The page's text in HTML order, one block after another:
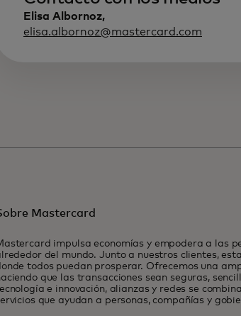
Elisa Albornoz,
elisa.albornoz@mastercard.com
Mastercard
impulsa economías y empodera a las
del mundo. Junto a nuestros clientes,
todos puedan prosperar. Ofrecemos una
que las transacciones sean seguras,
e innovación, alianzas y redes se
que ayudan a personas, compañías y